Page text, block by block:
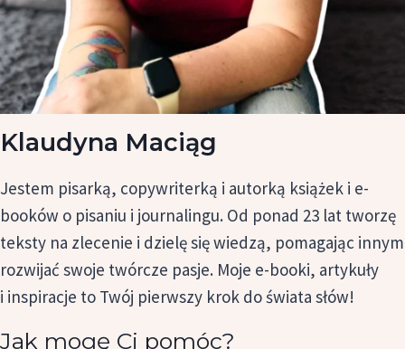
Klaudyna Maciąg
Jestem pisarką, copywriterką i autorką książek i e-
booków o pisaniu i journalingu. Od ponad 23 lat tworzę
teksty na zlecenie i dzielę się wiedzą, pomagając innym
rozwijać swoje twórcze pasje. Moje e-booki, artykuły
i inspiracje to Twój pierwszy krok do świata słów!
Jak mogę Ci pomóc?